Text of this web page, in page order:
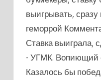
выигрывать, сразу
геморрой
Ставка выиграла,
- УГМК. Вопиющий
Казалось бы